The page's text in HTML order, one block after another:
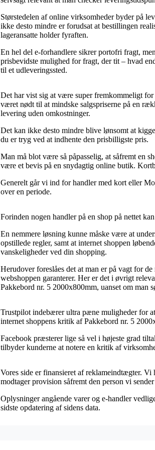
Størstedelen af online virksomheder byder på
ikke desto mindre er forudsat at bestillingen
lageransatte holder fyraften.
En hel del e-forhandlere sikrer portofri fragt,
prisbevidste mulighed for fragt, der tit – hvad
til et udleveringssted.
Det har vist sig at være super fremkommeligt
været nødt til at mindske salgspriserne på en
levering uden omkostninger.
Det kan ikke desto mindre blive lønsomt at
du er tryg ved at indhente den prisbilligste pris.
Man må blot være så påpasselig, at såfremt en
være et bevis på en snydagtig online butik.
Generelt går vi ind for handler med kort eller
over en periode.
Forinden nogen handler på en shop på nettet
En nemmere løsning kunne måske være at
opstillede regler, samt at internet shoppen
vanskeligheder ved din shopping.
Herudover foreslåes det at man er på vagt for
webshoppen garanterer. Her er det i øvrigt
Pakkebord nr. 5 2000x800mm, uanset om man
Trustpilot indebærer ultra pæne muligheder for
internet shoppens kritik af Pakkebord nr. 5
Facebook præsterer lige så vel i højeste grad
tilbyder kunderne at notere en kritik af
Vores side er finansieret af reklameindtægter.
modtager provision såfremt den person vi
Oplysninger angående varer og e-handler
sidste opdatering af sidens data.